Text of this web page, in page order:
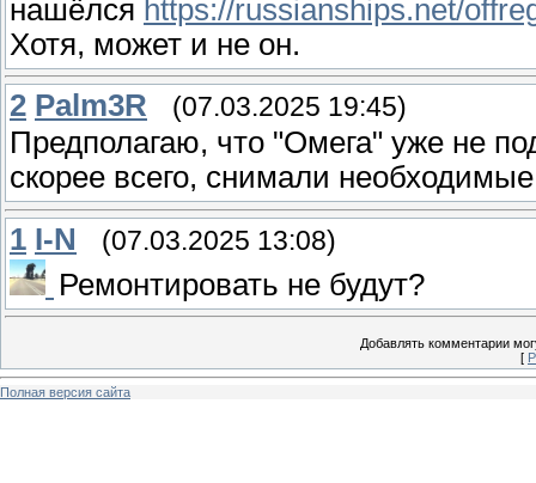
нашёлся https://russianships.net/
Хотя, может и не он.
2 Palm3R (07.03.2025 19:45)
Предполагаю, что "Омега" уже не
скорее всего, снимали
1 I-N (07.03.2025 13:08)
Ремонтировать не будут?
Добавлять комментарии
[
Полная версия сайта